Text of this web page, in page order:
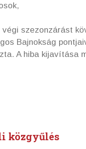
végi szezonzárást
Bajnokság
A hiba kijavítása
közgyűlés